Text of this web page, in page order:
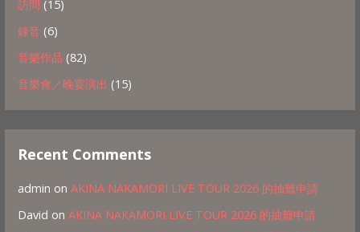
訪問 (15)
錄音 (6)
音樂作品 (82)
音樂會／晚宴演出 (15)
Recent Comments
admin onAKINA NAKAMORI LIVE TOUR 2026 的抽籤申請
David onAKINA NAKAMORI LIVE TOUR 2026 的抽籤申請